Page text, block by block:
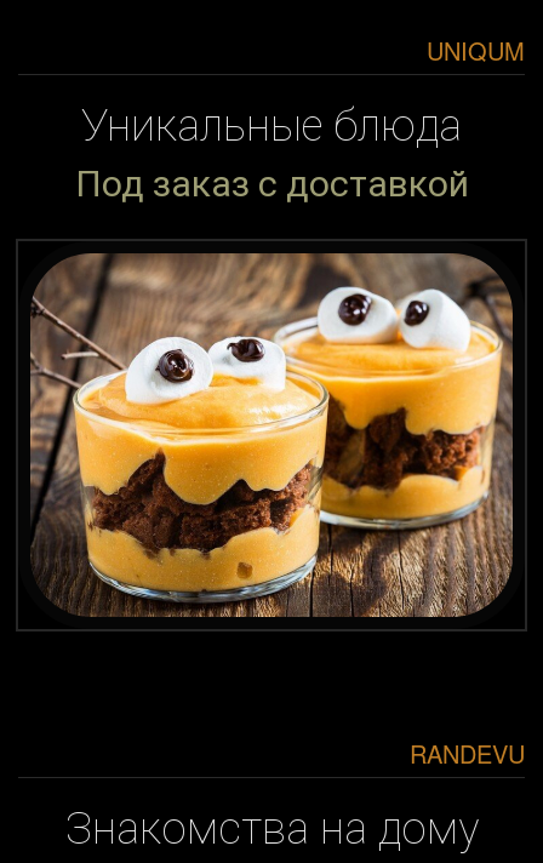
UNIQUM
Уникальные блюда
Под заказ с доставкой
RANDEVU
Знакомства на дому